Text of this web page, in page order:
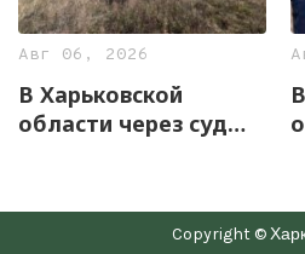
Авг 06, 2026
В Харьковской
области через суд
уникального
скифского городища
Copyright ©